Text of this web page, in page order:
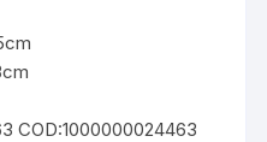
COD:1000000024463